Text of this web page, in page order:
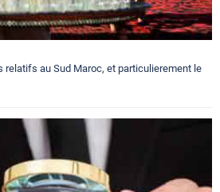
au Sud Maroc, et particulierement le